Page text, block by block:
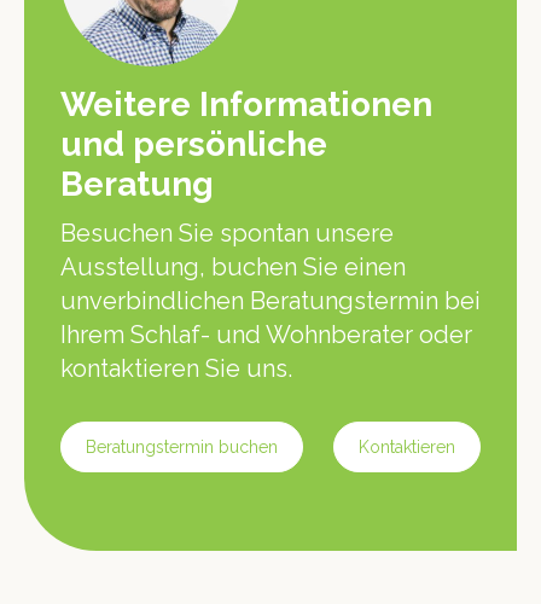
Weitere Informationen
und persönliche
Beratung
Besuchen Sie spontan unsere
Ausstellung, buchen Sie einen
unverbindlichen Beratungstermin bei
Ihrem Schlaf- und Wohnberater oder
kontaktieren Sie uns.
Beratungstermin buchen Kontaktieren